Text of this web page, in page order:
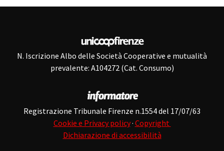
N. Iscrizione Albo delle Società Cooperative e mutualità
prevalente: A104272 (Cat. Consumo)
Registrazione Tribunale Firenze n.1554 del 17/07/63
Cookie e Privacy policy· Copyright
Dichiarazione di accessibilità